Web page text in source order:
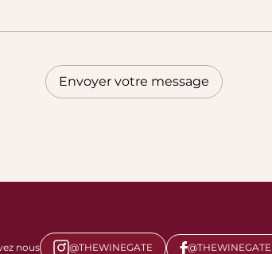
nous @THEWINEGATE @THEWINEGATE